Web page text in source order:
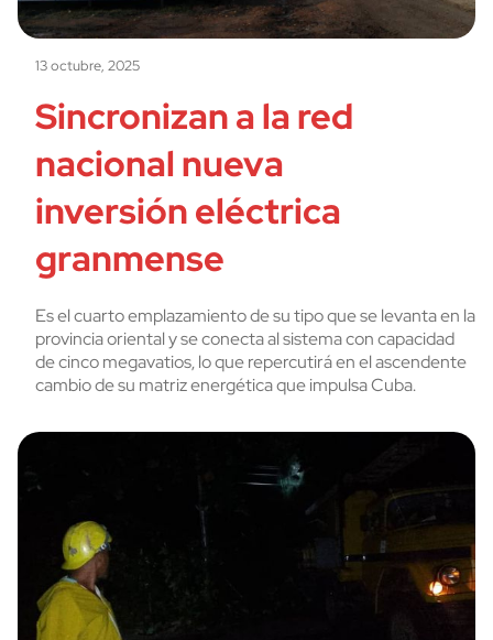
13 octubre, 2025
Sincronizan a la red
nacional nueva
inversión eléctrica
granmense
Es el cuarto emplazamiento de su tipo que se levanta en la
provincia oriental y se conecta al sistema con capacidad
de cinco megavatios, lo que repercutirá en el ascendente
cambio de su matriz energética que impulsa Cuba.